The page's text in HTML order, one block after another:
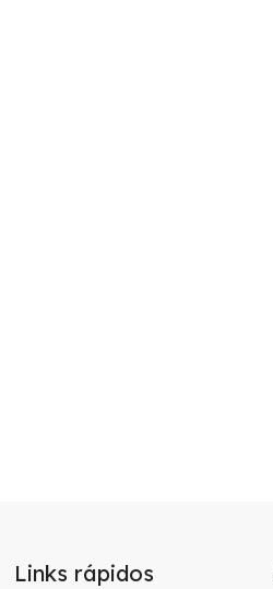
Links rápidos